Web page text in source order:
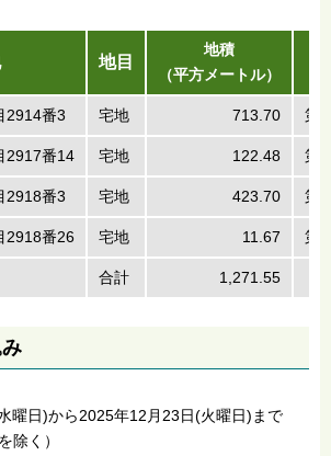
地目
地積
（平方メートル）
2914番3 宅地 713.70 第
2917番14 宅地 122.48 第
2918番3 宅地 423.70 第
2918番26 宅地 11.67 第
合計 1,271.55
曜日)から2025年12月23日(火曜日)まで
除く）